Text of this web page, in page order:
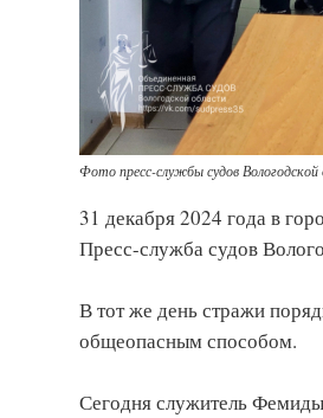
Фото пресс-службы судов Вологодской
31 декабря 2024 года в
Пресс-служба судов
В тот же день стражи
общеопасным способом.
Сегодня служитель Фемиды